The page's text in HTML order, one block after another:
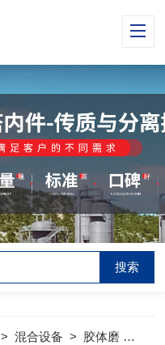
>混合设备 > 胶体磨